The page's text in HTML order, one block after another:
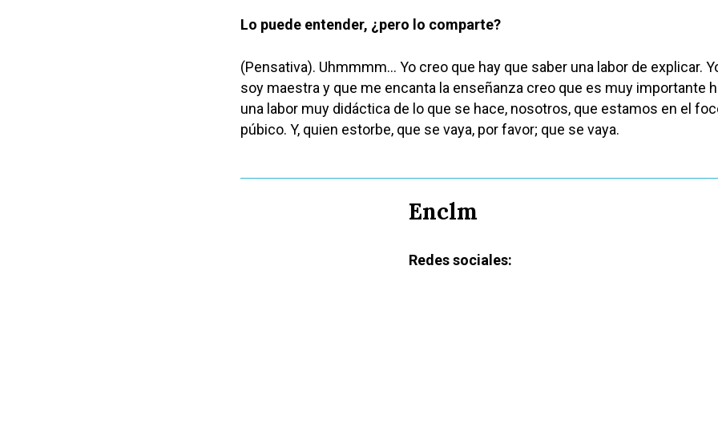
Lo puede entender, ¿pero lo comparte?
(Pensativa). Uhmmmm… Yo creo que hay que saber una labor de explicar.
soy maestra y que me encanta la enseñanza creo que es muy importante
una labor muy didáctica de lo que se hace, nosotros, que estamos en el
púbico. Y, quien estorbe, que se vaya, por favor; que se vaya.
Enclm
Redes sociales: